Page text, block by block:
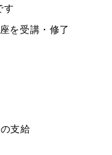
す
を受講・修了
支給